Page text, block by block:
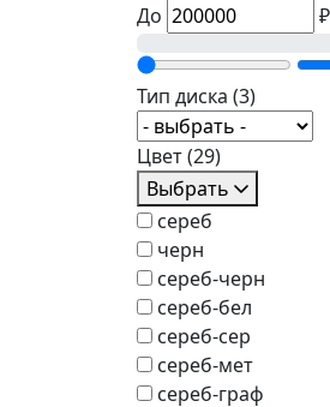
До
₽
Тип диска (3)
Цвет(29)
Выбрать
сереб
черн
сереб-черн
сереб-бел
сереб-сер
сереб-мет
сереб-граф